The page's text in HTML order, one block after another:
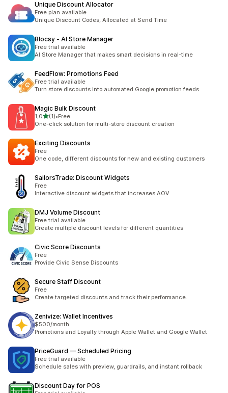
Unique Discount Allocator
Free plan available
Unique Discount Codes, Allocated at Send Time
Blocsy ‑ AI Store Manager
Free trial available
AI Store Manager that makes smart decisions in real-time
FeedFlow: Promotions Feed
Free trial available
Turn store discounts into automated Google promotion feeds.
Magic Bulk Discount
1,0na 5 gwiazdek
(1)
Łączna liczba recenzji: 1
•Free
One-click solution for multi-store discount creation
Exciting Discounts
Free
One code, different discounts for new and existing customers
SailorsTrade: Discount Widgets
Free
Interactive discount widgets that increases AOV
DMJ Volume Discount
Free trial available
Create multiple discount levels for different quantities
Civic Score Discounts
Free
Provide Civic Sense Discounts
Secure Staff Discount
Free
Create targeted discounts and track their performance.
Zenivize: Wallet Incentives
$500/month
Promotions and Loyalty through Apple Wallet and Google Wallet
PriceGuard — Scheduled Pricing
Free trial available
Schedule sales with preview, guardrails, and instant rollback
Discount Day for POS